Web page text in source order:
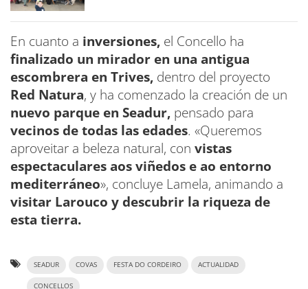
En cuanto a inversiones, el Concello ha
finalizado un mirador en una antigua
escombrera en Trives, dentro del proyecto
Red Natura, y ha comenzado la creación de un
nuevo parque en Seadur, pensado para
vecinos de todas las edades. «Queremos
aproveitar a beleza natural, con vistas
espectaculares aos viñedos e ao entorno
mediterráneo», concluye Lamela, animando a
visitar Larouco y descubrir la riqueza de
esta tierra.
SEADUR COVAS FESTA DO CORDEIRO ACTUALIDAD
CONCELLOS